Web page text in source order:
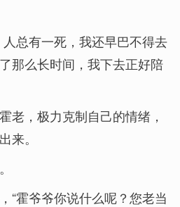
总有一死，我还早巴不得去
那么长时间，我下去正好陪
老，极力克制自己的情绪，
来。
“霍爷爷你说什么呢？您老当